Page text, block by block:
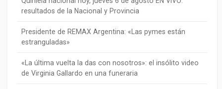
resultados de la Nacional y Provincia
Presidente de REMAX Argentina: «Las pymes están
estranguladas»
«La última vuelta la das con nosotros»: el insólito video
de Virginia Gallardo en una funeraria